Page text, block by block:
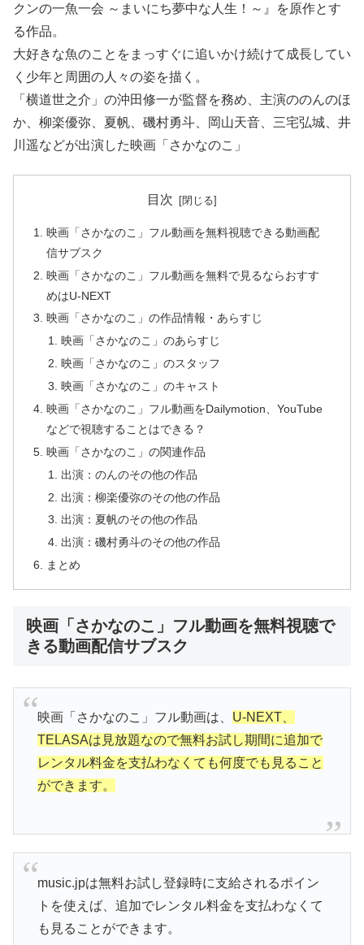
クンの一魚一会 ～まいにち夢中な人生！～』を原作とす
る作品。
大好きな魚のことをまっすぐに追いかけ続けて成長してい
く少年と周囲の人々の姿を描く。
「横道世之介」の沖田修一が監督を務め、主演ののんのほ
か、柳楽優弥、夏帆、磯村勇斗、岡山天音、三宅弘城、井
川遥などが出演した映画「さかなのこ」
目次
映画「さかなのこ」フル動画を無料視聴できる動画配
信サブスク
映画「さかなのこ」フル動画を無料で見るならおすす
めはU-NEXT
映画「さかなのこ」の作品情報・あらすじ
映画「さかなのこ」のあらすじ
映画「さかなのこ」のスタッフ
映画「さかなのこ」のキャスト
映画「さかなのこ」フル動画をDailymotion、YouTube
などで視聴することはできる？
映画「さかなのこ」の関連作品
出演：のんのその他の作品
出演：柳楽優弥のその他の作品
出演：夏帆のその他の作品
出演：磯村勇斗のその他の作品
まとめ
映画「さかなのこ」フル動画を無料視聴で
きる動画配信サブスク
映画「さかなのこ」フル動画は、 U-NEXT、
TELASAは見放題なので無料お試し期間に追加で
レンタル料金を支払わなくても何度でも見ること
ができます。
music.jpは無料お試し登録時に支給されるポイン
トを使えば、追加でレンタル料金を支払わなくて
も見ることができます。